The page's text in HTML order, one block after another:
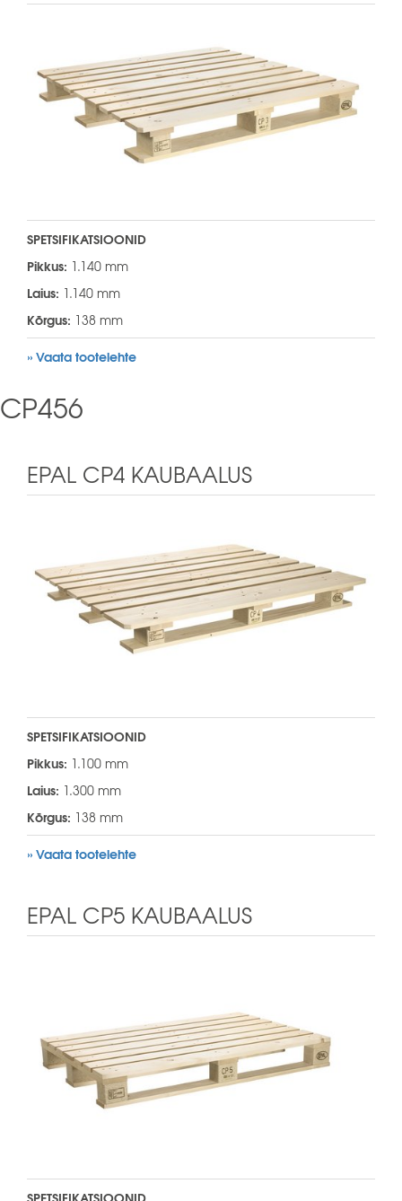
SPETSIFIKATSIOONID
Pikkus: 1.140 mm
Laius: 1.140 mm
Kõrgus: 138 mm
» Vaata tootelehte
CP456
EPAL CP4 KAUBAALUS
SPETSIFIKATSIOONID
Pikkus: 1.100 mm
Laius: 1.300 mm
Kõrgus: 138 mm
» Vaata tootelehte
EPAL CP5 KAUBAALUS